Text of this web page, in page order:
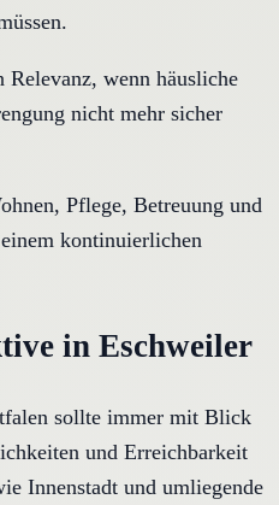
wenn häusliche
nicht mehr sicher
Pflege, Betreuung und
kontinuierlichen
in Eschweiler
sollte immer mit Blick
und Erreichbarkeit
Innenstadt und umliegende